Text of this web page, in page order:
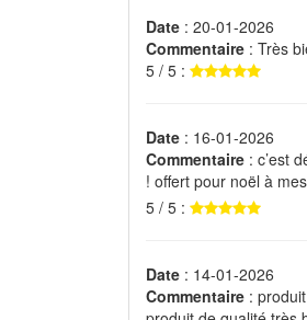
Date : 20-01-2026
Commentaire : Très
5 / 5 :
Date : 16-01-2026
Commentaire : c’est
! offert pour noël à
5 / 5 :
Date : 14-01-2026
Commentaire :